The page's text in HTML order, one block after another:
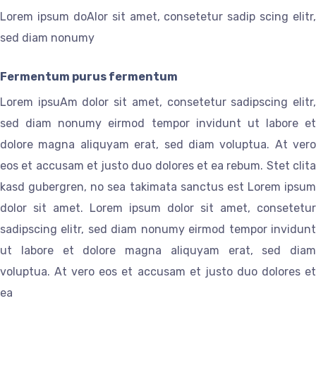
Lorem ipsum doAlor sit amet, consetetur sadip scing elitr,
sed diam nonumy
Fermentum purus fermentum
Lorem ipsuAm dolor sit amet, consetetur sadipscing elitr,
sed diam nonumy eirmod tempor invidunt ut labore et
dolore magna aliquyam erat, sed diam voluptua. At vero
eos et accusam et justo duo dolores et ea rebum. Stet clita
kasd gubergren, no sea takimata sanctus est Lorem ipsum
dolor sit amet. Lorem ipsum dolor sit amet, consetetur
sadipscing elitr, sed diam nonumy eirmod tempor invidunt
ut labore et dolore magna aliquyam erat, sed diam
voluptua. At vero eos et accusam et justo duo dolores et
ea